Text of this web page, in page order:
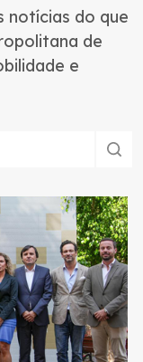
notícias do que
de
e